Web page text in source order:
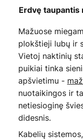
Erdvę taupantis
Mažuose
plokštieji lubų ir
Vietoj naktinių
puikiai tinka
apšvietimu -
nuotaikingos ir
netiesioginę
didesnis.
Kabelių